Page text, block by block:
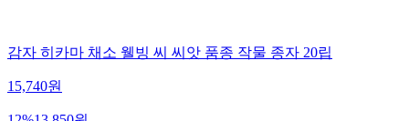
감자 히카마 채소 웰빙 씨 씨앗 품종 작물 종자 20립
15,740원